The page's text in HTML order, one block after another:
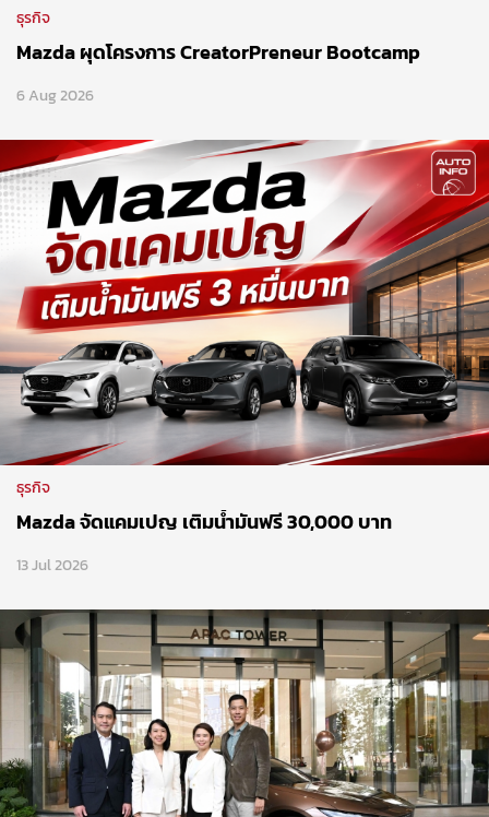
ธุรกิจ
Mazda ผุดโครงการ CreatorPreneur Bootcamp
6 Aug 2026
ธุรกิจ
Mazda จัดแคมเปญ เติมน้ำมันฟรี 30,000 บาท
13 Jul 2026